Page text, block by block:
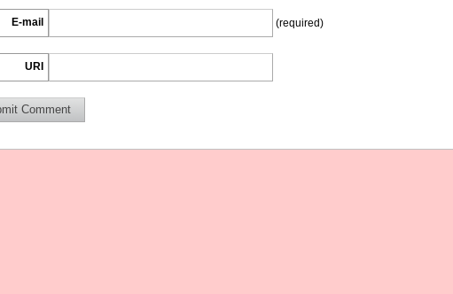
E-mail (required)
URI